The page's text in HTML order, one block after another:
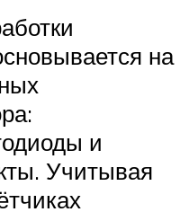
на
и
Учитывая